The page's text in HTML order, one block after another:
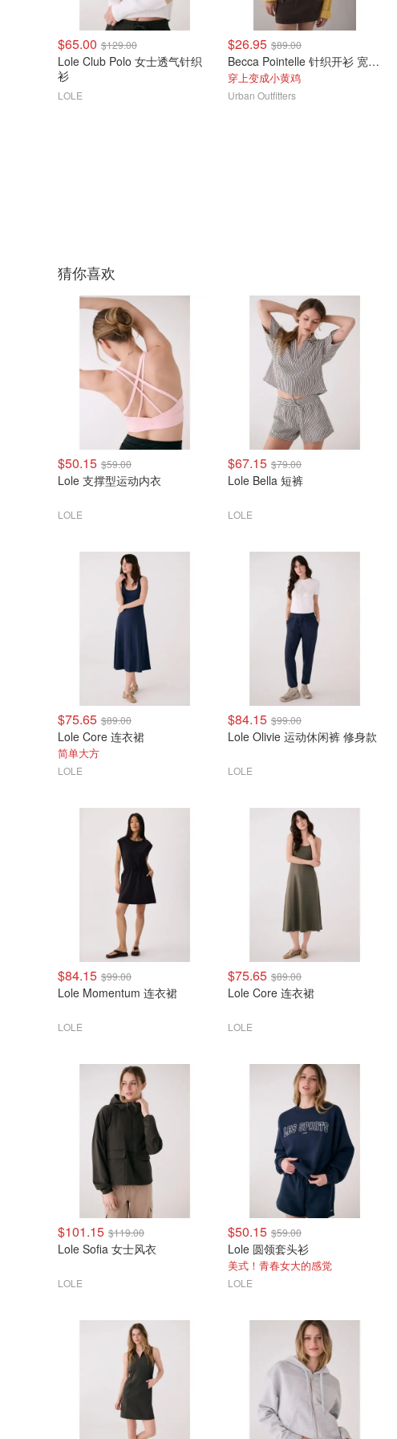
$65.00 $129.00
Lole Club Polo 女士透气针织
衫
LOLE
$26.95 $89.00
Becca Pointelle 针织开衫 宽松款
穿上变成小黄鸡
Urban Outfitters
猜你喜欢
$50.15 $59.00
Lole 支撑型运动内衣
LOLE
$67.15 $79.00
Lole Bella 短裤
LOLE
$75.65 $89.00
Lole Core 连衣裙
简单大方
LOLE
$84.15 $99.00
Lole Olivie 运动休闲裤 修身款
LOLE
$84.15 $99.00
Lole Momentum 连衣裙
LOLE
$75.65 $89.00
Lole Core 连衣裙
LOLE
$101.15 $119.00
Lole Sofia 女士风衣
LOLE
$50.15 $59.00
Lole 圆领套头衫
美式！青春女大的感觉
LOLE